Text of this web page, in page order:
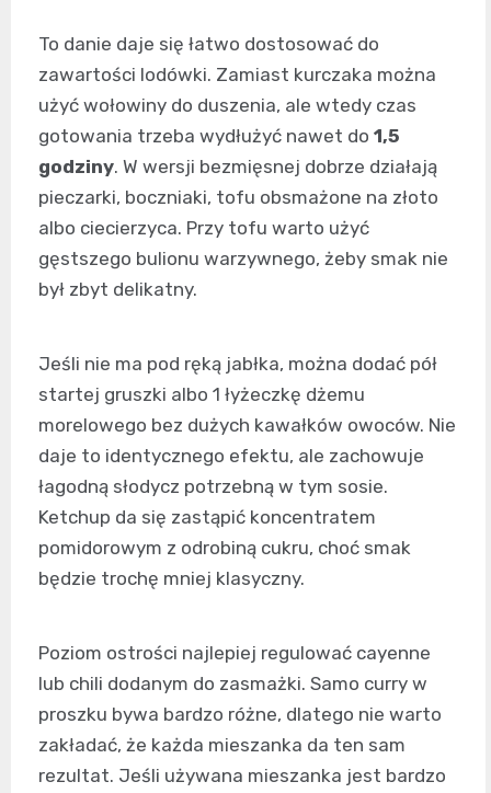
To danie daje się łatwo dostosować do
zawartości lodówki. Zamiast kurczaka można
użyć wołowiny do duszenia, ale wtedy czas
gotowania trzeba wydłużyć nawet do 1,5
godziny. W wersji bezmięsnej dobrze działają
pieczarki, boczniaki, tofu obsmażone na złoto
albo ciecierzyca. Przy tofu warto użyć
gęstszego bulionu warzywnego, żeby smak nie
był zbyt delikatny.
Jeśli nie ma pod ręką jabłka, można dodać pół
startej gruszki albo 1 łyżeczkę dżemu
morelowego bez dużych kawałków owoców. Nie
daje to identycznego efektu, ale zachowuje
łagodną słodycz potrzebną w tym sosie.
Ketchup da się zastąpić koncentratem
pomidorowym z odrobiną cukru, choć smak
będzie trochę mniej klasyczny.
Poziom ostrości najlepiej regulować cayenne
lub chili dodanym do zasmażki. Samo curry w
proszku bywa bardzo różne, dlatego nie warto
zakładać, że każda mieszanka da ten sam
rezultat. Jeśli używana mieszanka jest bardzo